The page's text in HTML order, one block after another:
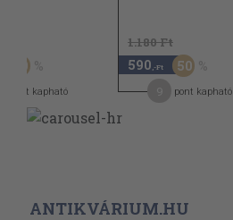
50
pont kapható
1.180 Ft
590 ,-Ft 50
pont kapható
ANTIKVÁRIUM.HU